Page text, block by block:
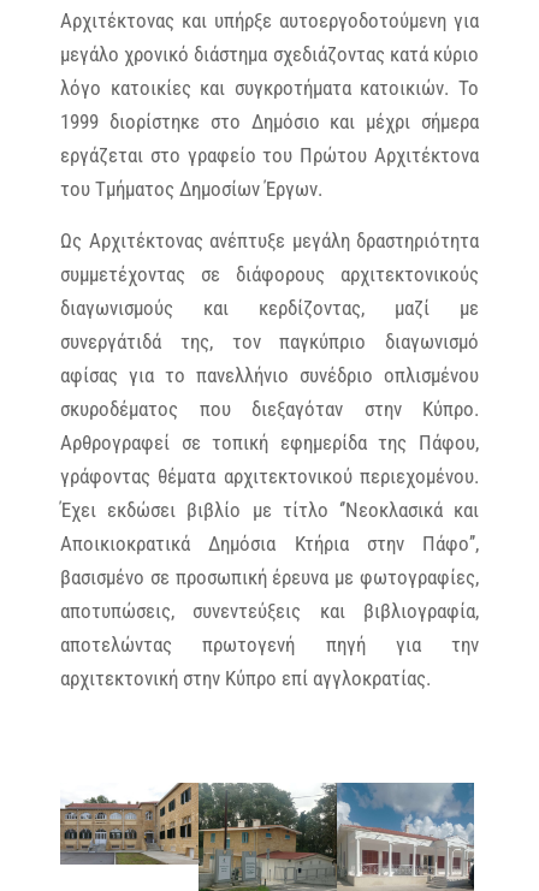
Αρχιτέκτονας και υπήρξε αυτοεργοδοτούμενη για
μεγάλο χρονικό διάστημα σχεδιάζοντας κατά κύριο
λόγο κατοικίες και συγκροτήματα κατοικιών. Το
1999 διορίστηκε στο Δημόσιο και μέχρι σήμερα
εργάζεται στο γραφείο του Πρώτου Αρχιτέκτονα
του Τμήματος Δημοσίων Έργων.
Ως Αρχιτέκτονας ανέπτυξε μεγάλη δραστηριότητα
συμμετέχοντας σε διάφορους αρχιτεκτονικούς
διαγωνισμούς και κερδίζοντας, μαζί με
συνεργάτιδά της, τον παγκύπριο διαγωνισμό
αφίσας για το πανελλήνιο συνέδριο οπλισμένου
σκυροδέματος που διεξαγόταν στην Κύπρο.
Αρθρογραφεί σε τοπική εφημερίδα της Πάφου,
γράφοντας θέματα αρχιτεκτονικού περιεχομένου.
Έχει εκδώσει βιβλίο με τίτλο ‘’Νεοκλασικά και
Αποικιοκρατικά Δημόσια Κτήρια στην Πάφο’’,
βασισμένο σε προσωπική έρευνα με φωτογραφίες,
αποτυπώσεις, συνεντεύξεις και βιβλιογραφία,
αποτελώντας πρωτογενή πηγή για την
αρχιτεκτονική στην Κύπρο επί αγγλοκρατίας.